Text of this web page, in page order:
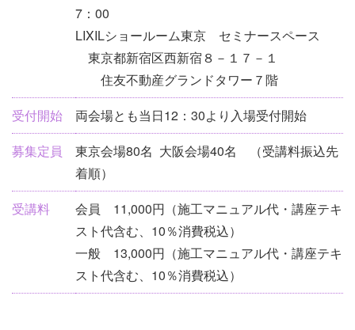
7：00
LIXILショールーム東京 セミナースペース
東京都新宿区西新宿８－１７－１
住友不動産グランドタワー７階
受付開始
両会場とも当日12：30より入場受付開始
募集定員
東京会場80名 大阪会場40名 （受講料振込先
着順）
受講料
会員 11,000円（施工マニュアル代・講座テキ
スト代含む、10％消費税込）
一般 13,000円（施工マニュアル代・講座テキ
スト代含む、10％消費税込）